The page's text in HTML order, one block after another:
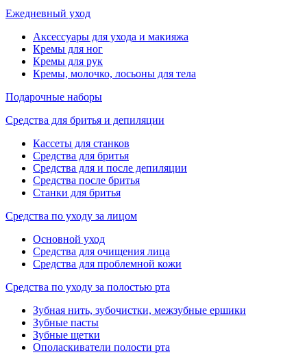
Ежедневный уход
Аксессуары для ухода и макияжа
Кремы для ног
Кремы для рук
Кремы, молочко, лосьоны для тела
Подарочные наборы
Средства для бритья и депиляции
Кассеты для станков
Средства для бритья
Средства для и после депиляции
Средства после бритья
Станки для бритья
Средства по уходу за лицом
Основной уход
Средства для очищения лица
Средства для проблемной кожи
Средства по уходу за полостью рта
Зубная нить, зубочистки, межзубные ершики
Зубные пасты
Зубные щетки
Ополаскиватели полости рта